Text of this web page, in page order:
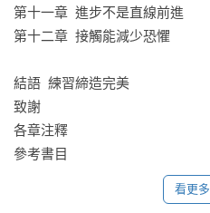
第十一章  進步不是直線前進
第十二章  接觸能減少恐懼
結語  練習締造完美
致謝
各章注釋
參考書目
看更多